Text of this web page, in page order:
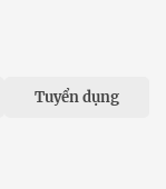
Tuyển dụng